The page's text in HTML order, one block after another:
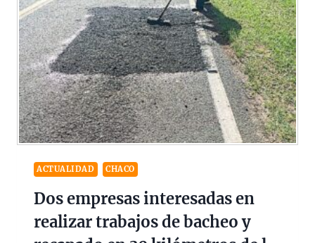
ACTUALIDAD CHACO
Dos empresas interesadas en
realizar trabajos de bacheo y